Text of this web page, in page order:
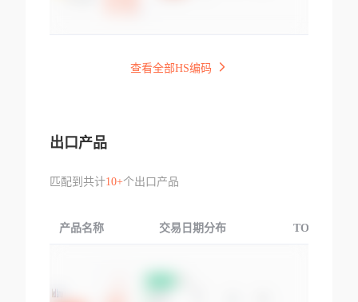
查看全部HS编码
出口产品
匹配到共计10+个出口产品
产品名称 交易日期分布 TOP3交易国